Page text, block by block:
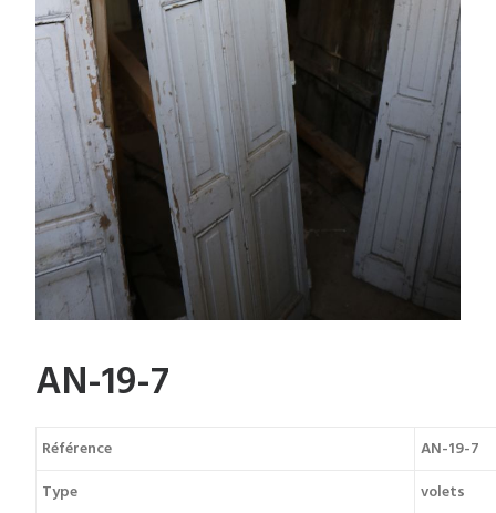
AN-19-7
Référence
AN-19-7
Type
volets